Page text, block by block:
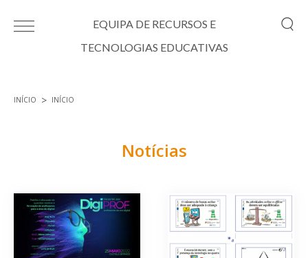
EQUIPA DE RECURSOS E
TECNOLOGIAS EDUCATIVAS
INÍCIO INÍCIO
Notícias
Páginas